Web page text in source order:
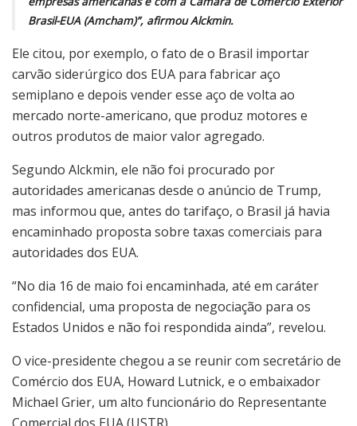
Brasil-EUA (Amcham)”, afirmou Alckmin.
Ele citou, por exemplo, o fato de o Brasil importar
carvão siderúrgico dos EUA para fabricar aço
semiplano e depois vender esse aço de volta ao
mercado norte-americano, que produz motores e
outros produtos de maior valor agregado.
Segundo Alckmin, ele não foi procurado por
autoridades americanas desde o anúncio de Trump,
mas informou que, antes do tarifaço, o Brasil já havia
encaminhado proposta sobre taxas comerciais para
autoridades dos EUA.
“No dia 16 de maio foi encaminhada, até em caráter
confidencial, uma proposta de negociação para os
Estados Unidos e não foi respondida ainda”, revelou.
O vice-presidente chegou a se reunir com secretário de
Comércio dos EUA, Howard Lutnick, e o embaixador
Michael Grier, um alto funcionário do Representante